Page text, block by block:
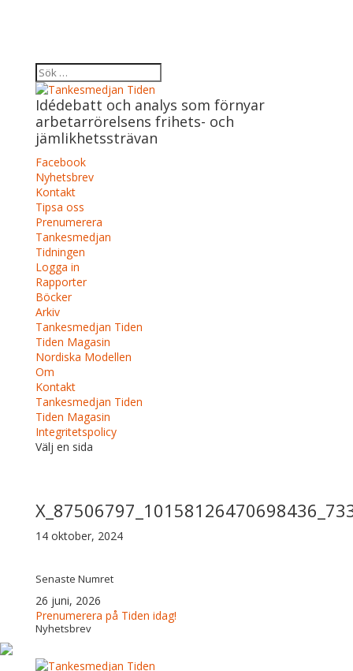
Idédebatt och analys som förnyar
arbetarrörelsens frihets- och
jämlikhetssträvan
Facebook
Nyhetsbrev
Kontakt
Tipsa oss
Prenumerera
Tankesmedjan
Tidningen
Logga in
Rapporter
Böcker
Arkiv
Tankesmedjan Tiden
Tiden Magasin
Nordiska Modellen
Om
Kontakt
Tankesmedjan Tiden
Tiden Magasin
Integritetspolicy
Välj en sida
14 oktober, 2024
Senaste Numret
26 juni, 2026
Prenumerera på Tiden idag!
Nyhetsbrev